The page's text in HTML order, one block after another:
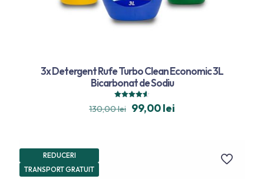
3x Detergent Rufe Turbo Clean Economic 3L
Bicarbonat de Sodiu
Evaluat la
4.59
130,00lei 99,00lei
REDUCERI
TRANSPORT GRATUIT